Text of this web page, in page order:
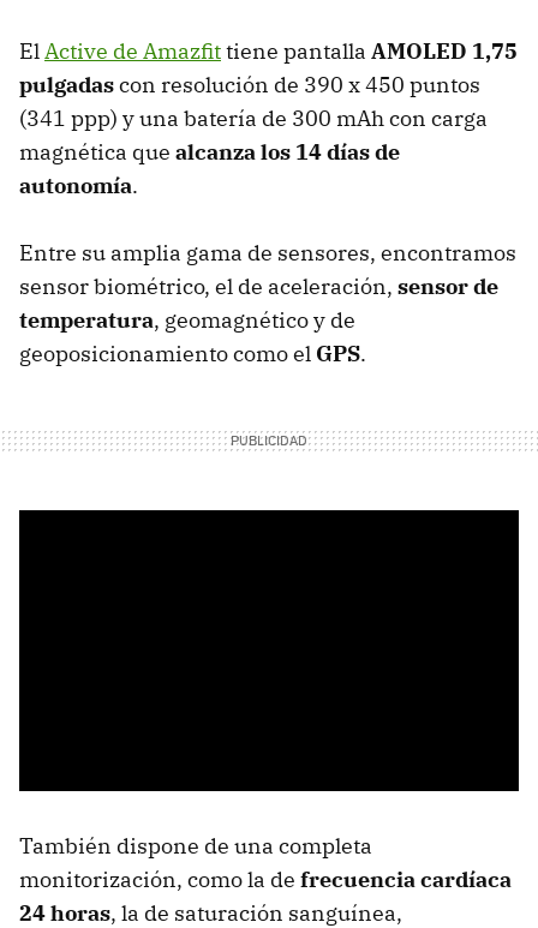
ElActive de Amazfittiene pantalla AMOLED 1,75
pulgadascon resolución de 390 x 450 puntos
(341 ppp) y una batería de 300 mAh con carga
magnética que alcanza los 14 días de
autonomía.
Entre su amplia gama de sensores, encontramos
sensor biométrico, el de aceleración, sensor de
temperatura, geomagnético y de
geoposicionamiento como el GPS.
También dispone de una completa
monitorización, como la de frecuencia cardíaca
24 horas, la de saturación sanguínea,